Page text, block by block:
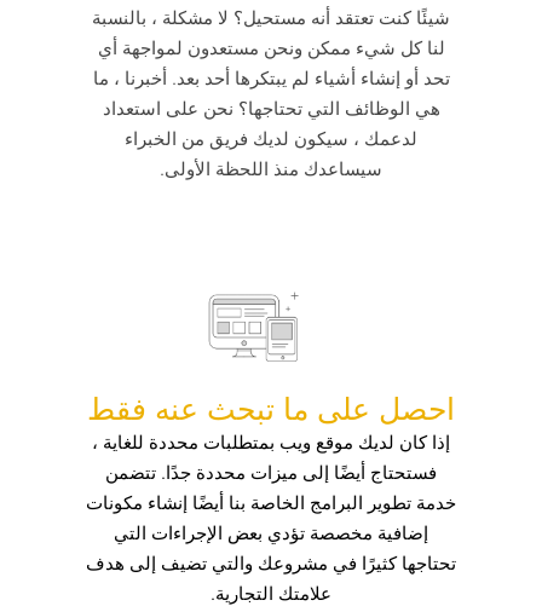
شيئًا كنت تعتقد أنه مستحيل؟ لا مشكلة ، بالنسبة
لنا كل شيء ممكن ونحن مستعدون لمواجهة أي
تحد أو إنشاء أشياء لم يبتكرها أحد بعد. أخبرنا ، ما
هي الوظائف التي تحتاجها؟ نحن على استعداد
لدعمك ، سيكون لديك فريق من الخبراء
سيساعدك منذ اللحظة الأولى.
احصل على ما تبحث عنه فقط
إذا كان لديك موقع ويب بمتطلبات محددة للغاية ،
فستحتاج أيضًا إلى ميزات محددة جدًا. تتضمن
خدمة تطوير البرامج الخاصة بنا أيضًا إنشاء مكونات
إضافية مخصصة تؤدي بعض الإجراءات التي
تحتاجها كثيرًا في مشروعك والتي تضيف إلى هدف
علامتك التجارية.